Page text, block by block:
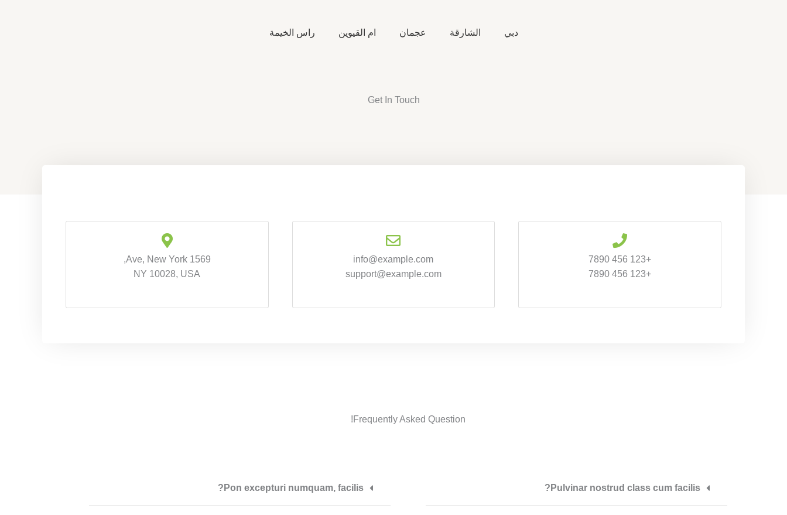
دبي الشارقة عجمان ام القيوين راس الخيمة
Get In Touch
+123 456 7890
+123 456 7890
info@example.com
support@example.com
1569 Ave, New York,
NY 10028, USA
Frequently Asked Question!
Pulvinar nostrud class cum facilis?
Pon excepturi numquam, facilis?